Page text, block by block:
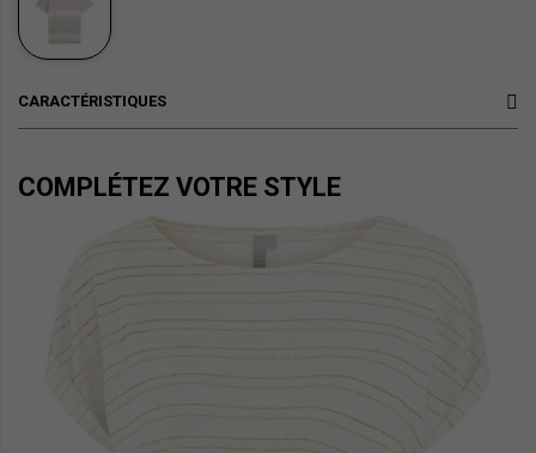
CARACTÉRISTIQUES
COMPLÉTEZ VOTRE STYLE